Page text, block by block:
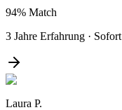
94% Match
3 Jahre Erfahrung · Sofort
Laura P.